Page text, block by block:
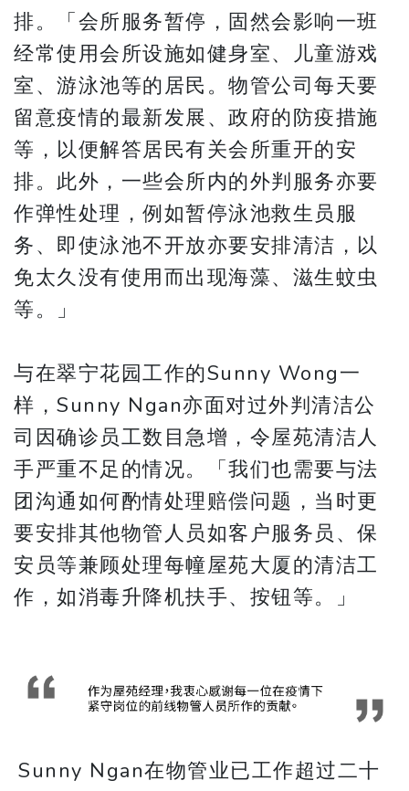
排。「会所服务暂停，固然会影响一班
经常使用会所设施如健身室、儿童游戏
室、游泳池等的居民。物管公司每天要
留意疫情的最新发展、政府的防疫措施
等，以便解答居民有关会所重开的安
排。此外，一些会所内的外判服务亦要
作弹性处理，例如暂停泳池救生员服
务、即使泳池不开放亦要安排清洁，以
免太久没有使用而出现海藻、滋生蚊虫
等。」
与在翠宁花园工作的Sunny Wong一
样，Sunny Ngan亦面对过外判清洁公
司因确诊员工数目急增，令屋苑清洁人
手严重不足的情况。「我们也需要与法
团沟通如何酌情处理赔偿问题，当时更
要安排其他物管人员如客户服务员、保
安员等兼顾处理每幢屋苑大厦的清洁工
作，如消毒升降机扶手、按钮等。」
Sunny Ngan在物管业已工作超过二十